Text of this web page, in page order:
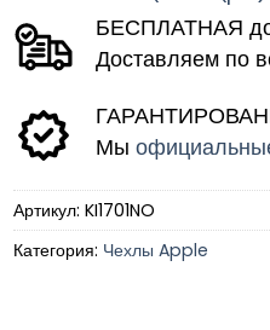
БЕСПЛАТНАЯ
Доставляем по
Мы
Артикул: KI1701NO
Категория: Чехлы Apple